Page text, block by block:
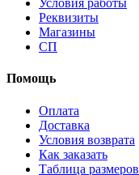
Условия работы
Реквизиты
Магазины
СП
Помощь
Оплата
Доставка
Условия возврата
Как заказать
Таблица размеров